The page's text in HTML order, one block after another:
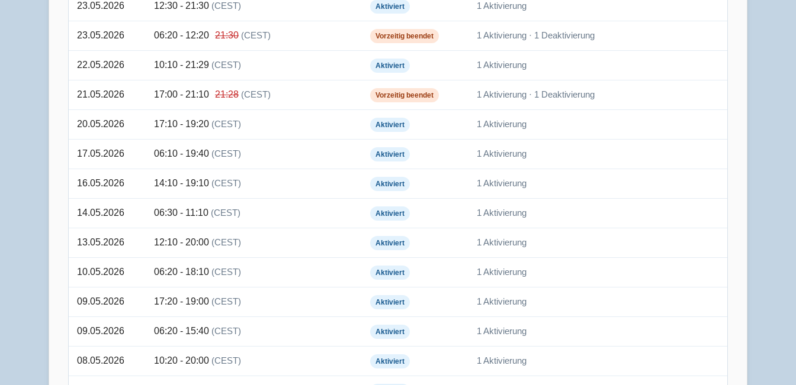
23.05.2026 12:30 - 21:30 (CEST) Aktiviert 1 Aktivierung
23.05.2026 06:20 - 12:20 21:30 (CEST) Vorzeitig beendet 1 Aktivierung · 1 Deaktivierung
22.05.2026 10:10 - 21:29 (CEST) Aktiviert 1 Aktivierung
21.05.2026 17:00 - 21:10 21:28 (CEST) Vorzeitig beendet 1 Aktivierung · 1 Deaktivierung
20.05.2026 17:10 - 19:20 (CEST) Aktiviert 1 Aktivierung
17.05.2026 06:10 - 19:40 (CEST) Aktiviert 1 Aktivierung
16.05.2026 14:10 - 19:10 (CEST) Aktiviert 1 Aktivierung
14.05.2026 06:30 - 11:10 (CEST) Aktiviert 1 Aktivierung
13.05.2026 12:10 - 20:00 (CEST) Aktiviert 1 Aktivierung
10.05.2026 06:20 - 18:10 (CEST) Aktiviert 1 Aktivierung
09.05.2026 17:20 - 19:00 (CEST) Aktiviert 1 Aktivierung
09.05.2026 06:20 - 15:40 (CEST) Aktiviert 1 Aktivierung
08.05.2026 10:20 - 20:00 (CEST) Aktiviert 1 Aktivierung